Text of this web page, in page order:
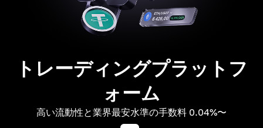
トレーディングプラットフ
ォーム
高い流動性と業界最安水準の手数料 0.04%〜